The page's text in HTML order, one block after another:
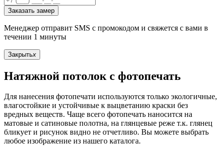
Заказать замер
Менеджер отправит SMS с промокодом и свяжется с вами в
течении 1 минуты
Закрытьx
Натяжной потолок с фотопечать
Для нанесения фотопечати используются только экологичные,
влагостойкие и устойчивые к выцветанию краски без
вредных веществ. Чаще всего фотопечать наносится на
матовые и сатиновые полотна, на глянцевые реже т.к. глянец
бликует и рисунок видно не отчетливо. Вы можете выбрать
любое изображение из нашего каталога.